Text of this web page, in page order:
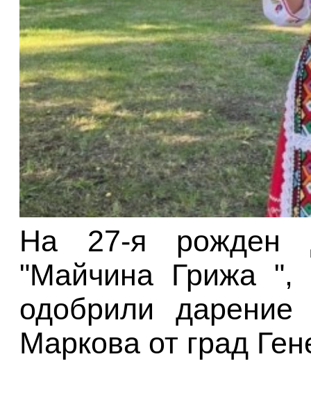
На 27-я рожден
"Майчина Грижа ",
одобрили
Маркова от град